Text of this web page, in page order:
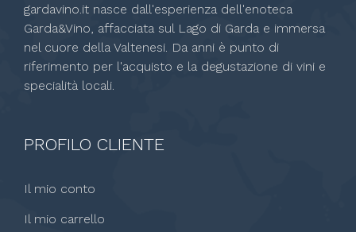
gardavino.it nasce dall'esperienza dell'enoteca
Garda&Vino, affacciata sul Lago di Garda e immersa
nel cuore della Valtenesi. Da anni è punto di
riferimento per l'acquisto e la degustazione di vini e
specialità locali.
PROFILO CLIENTE
Il mio conto
Il mio carrello